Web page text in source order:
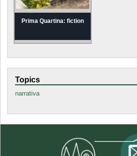
Prima Quartina: fiction
Topics
narrativa